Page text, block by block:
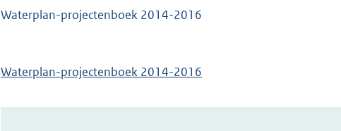
Waterplan-projectenboek 2014-2016
Waterplan-projectenboek 2014-2016